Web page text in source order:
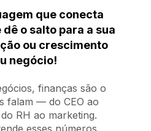
que conecta
o salto para a sua
ou crescimento
negócio!
finanças são o
falam — do CEO ao
RH ao marketing.